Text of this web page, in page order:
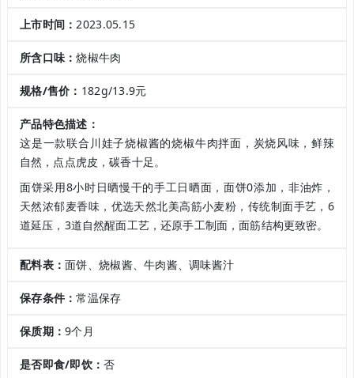
上市时间：2023.05.15
所含口味：烧椒牛肉
规格/售价： 182g/13.9元
产品特色描述：
这是一款联合川娃子烧椒酱的烧椒牛肉拌面， 炭烧风味，鲜辣
自然，点点虎皮，碳香十足。
面饼采用8小时日晒慢干的手工日晒面，面饼0添加，非油炸，
天然浓郁麦香味，优选天然北美高筋小麦粉，传统制面手艺，6
道延压，3道自然醒面工艺，还原手工制面，面筋结构更致密。
配料表：面饼、烧椒酱、牛肉酱、调味酱汁
保存条件：常温保存
保质期：9个月
是否即食/即饮：否